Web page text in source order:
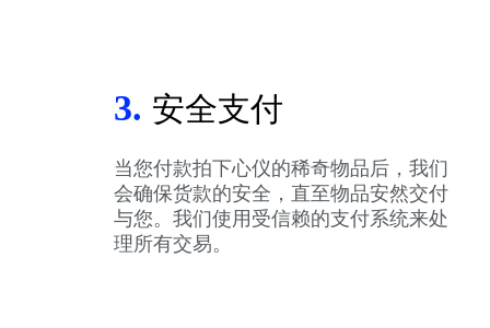
3. 安全支付
当您付款拍下心仪的稀奇物品后，我们
会确保货款的安全，直至物品安然交付
与您。我们使用受信赖的支付系统来处
理所有交易。